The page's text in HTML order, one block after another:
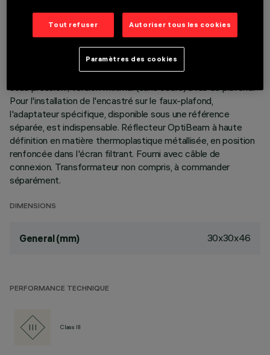
DESCRIPTION
Appareil miniaturisé encastrable carré à 9 éléments optiques
pour LED unique - optique fixe. Corps en aluminium moulé
sous pression ; version Minimal (sans cadre) à ras de plafond.
Pour l'installation de l'encastré sur le faux-plafond,
l'adaptateur spécifique, disponible sous une référence
séparée, est indispensable. Réflecteur OptiBeam à haute
définition en matière thermoplastique métallisée, en position
renfoncée dans l'écran filtrant. Fourni avec câble de
connexion. Transformateur non compris, à commander
séparément.
DIMENSIONS
General (mm) 30x30x46
PERFORMANCE TECHNIQUE
Class III
Tout refuser Autoriser tous les cookies
Paramètres des cookies